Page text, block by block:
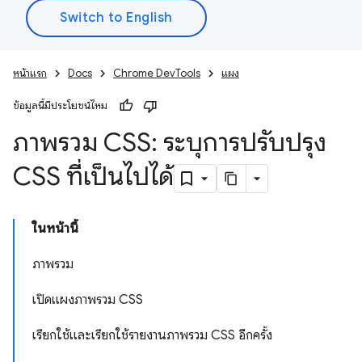
หน้าแรก Docs Chrome DevTools แผง
ข้อมูลนี้มีประโยชน์ไหม
ภาพรวม CSS: ระบุการปรับปรุง
CSS ที่เป็นไปได้
ในหน้านี้
ภาพรวม
เปิดแผงภาพรวม CSS
เรียกใช้และเรียกใช้รายงานภาพรวม CSS อีกครั้ง